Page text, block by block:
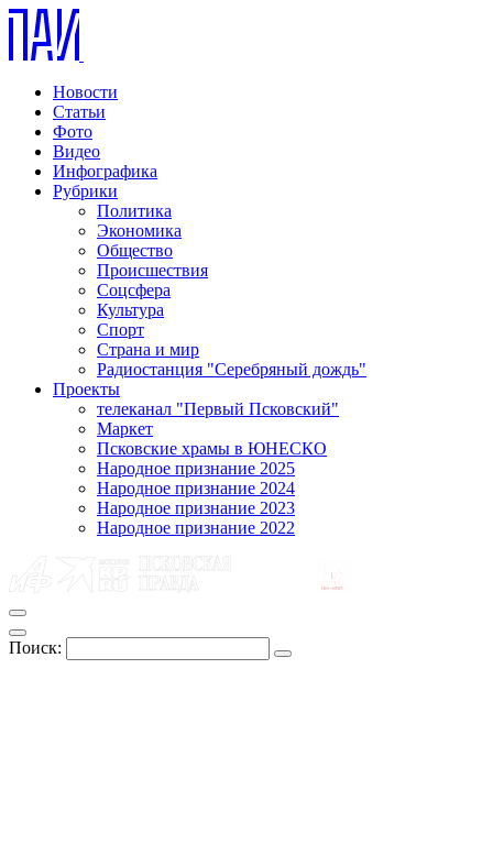
Новости
Статьи
Фото
Видео
Инфографика
Рубрики
Политика
Экономика
Общество
Происшествия
Соцсфера
Культура
Спорт
Страна и мир
Радиостанция "Серебряный дождь"
Проекты
телеканал "Первый Псковский"
Маркет
Псковские храмы в ЮНЕСКО
Народное признание 2025
Народное признание 2024
Народное признание 2023
Народное признание 2022
Поиск: